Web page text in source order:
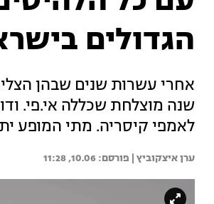
הגדולים
אחרי עשרות שנים שבהן
שנה מוצלחת שכללה אי.פי.
לאמפי קיסריה. מתי המופע
ערן איצקוביץ | 10.06, 11:28